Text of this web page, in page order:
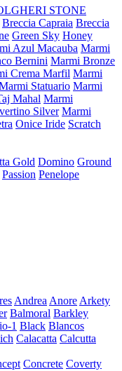
STONE
Breccia Capraia Breccia
Green Sky Honey
Azul Macauba Marmi
Bernini Marmi Bronze
Crema Marfil Marmi
Statuario Marmi
Mahal Marmi
Silver Marmi
Onice Iride Scratch
Gold Domino Ground
Passion Penelope
Andrea Anore Arkety
Balmoral Barkley
1 Black Blancos
Calacatta Calcutta
Concrete Coverty